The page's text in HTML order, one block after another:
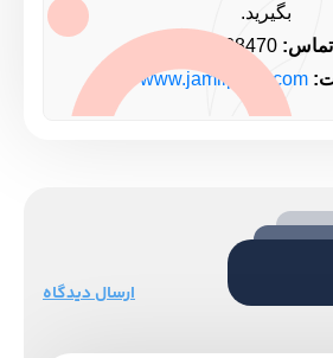
بگیرید.
تماس: 09361488470
www.jamilpaint.com
ارسال دیدگاه